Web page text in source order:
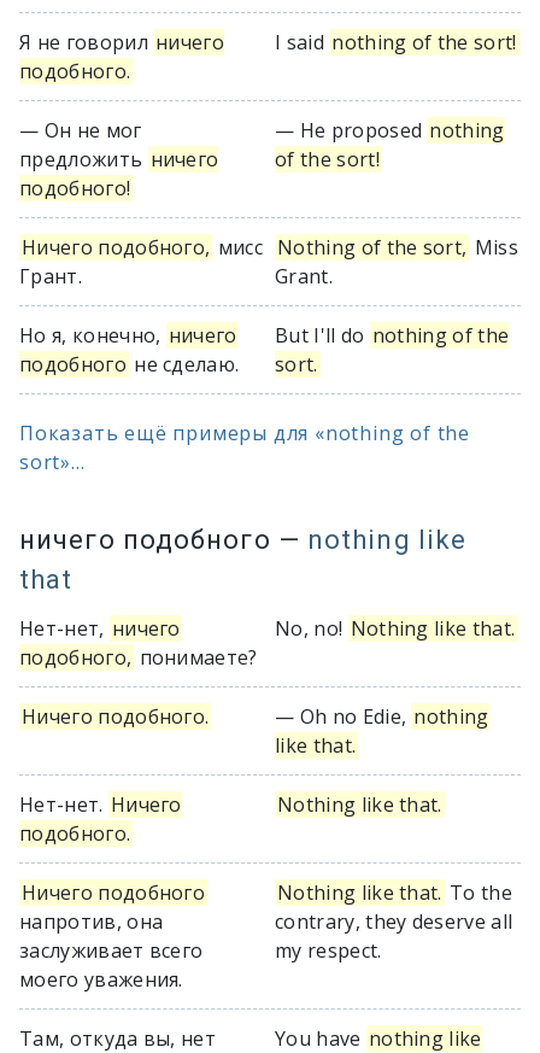
Я не говорил ничего
подобного.
I said nothing of the sort!
— Он не мог
предложить ничего
подобного!
— He proposed nothing
of the sort!
Ничего подобного, мисс
Грант.
Nothing of the sort, Miss
Grant.
Но я, конечно, ничего
подобного не сделаю.
But I'll do nothing of the
sort.
Показать ещё примеры для «nothing of the
sort»...
ничего подобного — nothing like
that
Нет-нет, ничего
подобного, понимаете?
No, no! Nothing like that.
Ничего подобного. — Oh no Edie, nothing
like that.
Нет-нет. Ничего
подобного.
Nothing like that.
Ничего подобного
напротив, она
заслуживает всего
моего уважения.
Nothing like that. To the
contrary, they deserve all
my respect.
Там, откуда вы, нет
You have nothing like